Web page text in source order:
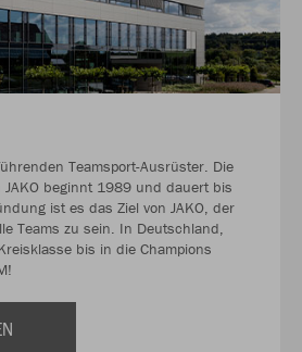
Teamsport-Ausrüster. Die
JAKO beginnt 1989 und dauert bis
ist es das Ziel von JAKO, der
Teams zu sein. In Deutschland,
bis in die Champions